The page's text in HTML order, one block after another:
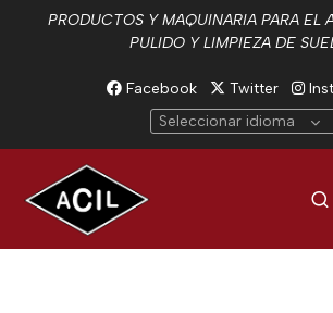
PRODUCTOS Y MAQUINARIA PARA EL
PULIDO Y LIMPIEZA DE
Facebook Twitter
Seleccionar idioma